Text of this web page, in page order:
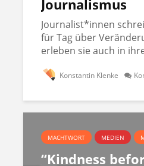
Journalismus
Journalist*innen
für Tag über
erleben sie auch in
Konstantin Klenke
MACHTWORT MEDIEN
“Kindness